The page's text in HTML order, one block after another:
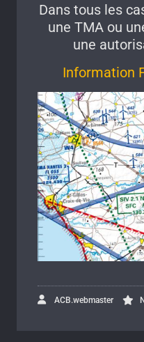
Dans tous les
une TMA ou
une
Information
ACB.webmaster